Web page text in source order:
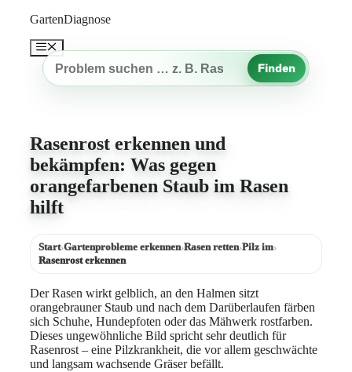
springen
GartenDiagnose
Menü
Gartenproblem
suchen
Finden
Rasenrost erkennen und
bekämpfen: Was gegen
orangefarbenen Staub im Rasen
hilft
Start›Gartenprobleme erkennen›Rasen retten›Pilz im›
Rasenrost erkennen
Der Rasen wirkt gelblich, an den Halmen sitzt
orangebrauner Staub und nach dem Darüberlaufen färben
sich Schuhe, Hundepfoten oder das Mähwerk rostfarben.
Dieses ungewöhnliche Bild spricht sehr deutlich für
Rasenrost – eine Pilzkrankheit, die vor allem geschwächte
und langsam wachsende Gräser befällt.